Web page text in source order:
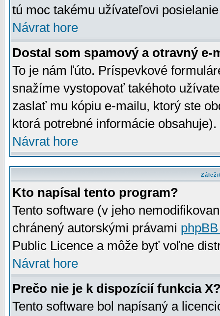
tú moc takému užívateľovi
Návrat hore
Dostal som spamový a otravný e-
To je nám ľúto. Príspevkové
snažíme vystopovať takéhoto
zaslať mu kópiu e-mailu, ktorý ste
ktorá potrebné informácie
Návrat hore
Kto napísal tento program?
Tento software (v jeho
chránený autorskými právami
Public Licence a môže byť voľne
Návrat hore
Prečo nie je k dispozícií funkcia
Tento software bol napísaný a